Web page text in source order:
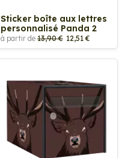
Sticker boîte aux lettres
personnalisé Panda 2
à partir de 13,90 € 12,51 €